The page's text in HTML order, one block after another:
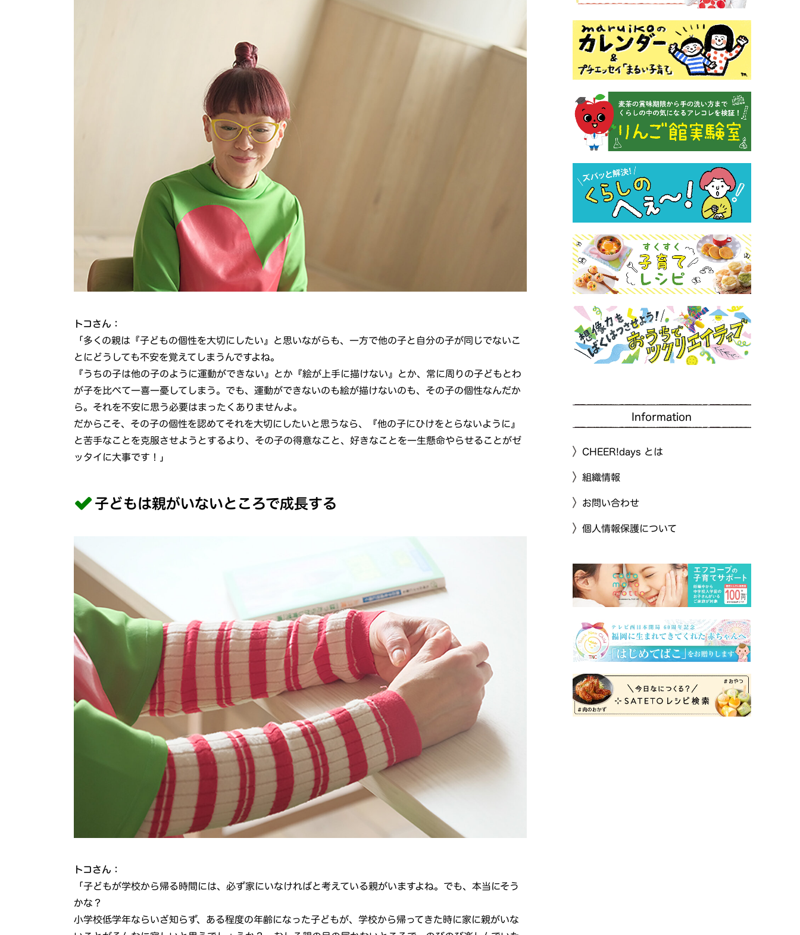
トコさん：
「多くの親は『子どもの個性を大切にしたい』と思いながらも、一方で他の子と自分の子が同じでないこ
とにどうしても不安を覚えてしまうんですよね。
『うちの子は他の子のように運動ができない』とか『絵が上手に描けない』とか、常に周りの子どもとわ
が子を比べて一喜一憂してしまう。でも、運動ができないのも絵が描けないのも、その子の個性なんだか
ら。それを不安に思う必要はまったくありませんよ。
だからこそ、その子の個性を認めてそれを大切にしたいと思うなら、『他の子にひけをとらないように』
と苦手なことを克服させようとするより、その子の得意なこと、好きなことを一生懸命やらせることがゼ
ッタイに大事です！」
子どもは親がいないところで成長する
トコさん：
「子どもが学校から帰る時間には、必ず家にいなければと考えている親がいますよね。でも、本当にそう
かな？
小学校低学年ならいざ知らず、ある程度の年齢になった子どもが、学校から帰ってきた時に家に親がいな
Information
CHEER!days とは
組織情報
お問い合わせ
個人情報保護について